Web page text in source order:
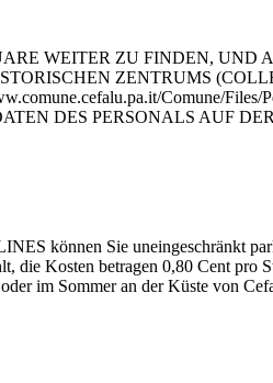
WEITER ZU FINDEN, UND
ZENTRUMS
Comune/
DES PERSONALS AUF
können Sie uneingeschränkt
Kosten betragen 0,80 Cent pro
im Sommer an der Küste von